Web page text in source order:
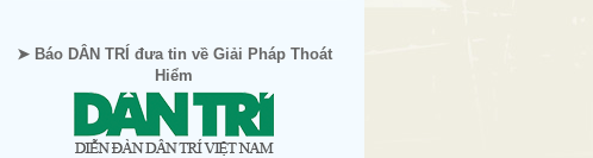
➤ Báo DÂN TRÍ đưa tin về Giải Pháp Thoát
Hiểm